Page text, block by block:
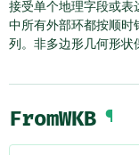
接受单个地理字段或
中所有外部环都按顺时
列。非多边形几何形状
FromWKB ¶